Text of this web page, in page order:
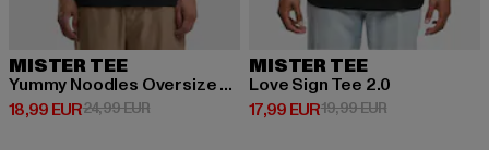
MISTER TEE
Yummy Noodles Oversize Tee
18,99 EUR
Derzeitiger Preis: 18,99 EUR
24,99 EURAktionspreis: 24,99 EUR
MISTER TEE
Love Sign Tee 2.0
17,99 EUR
Derzeitiger Preis: 17,99 EUR
19,99 EURAktionspreis: